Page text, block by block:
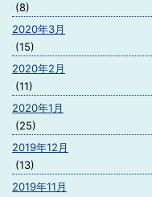
(8)
2020年3月
(15)
2020年2月
(11)
2020年1月
(25)
2019年12月
(13)
2019年11月